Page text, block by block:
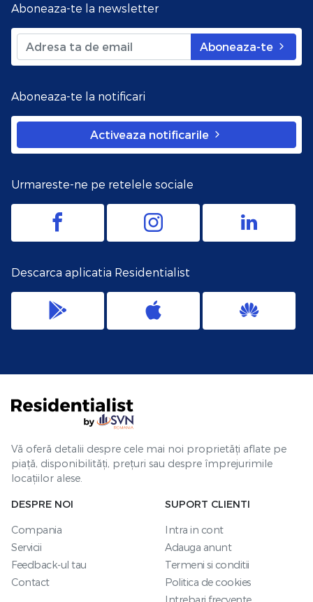
Aboneaza-te la newsletter
Aboneaza-te
Aboneaza-te la notificari
Activeaza notificarile
Urmareste-ne pe retelele sociale
Descarca aplicatia Residentialist
Vă oferă detalii despre cele mai noi proprietăți aflate pe
piață, disponibilități, prețuri sau despre împrejurimile
locațiilor alese.
DESPRE NOI
Compania
Servicii
Feedback-ul tau
Contact
SUPORT CLIENTI
Intra in cont
Adauga anunt
Termeni si conditii
Politica de cookies
Intrebari frecvente